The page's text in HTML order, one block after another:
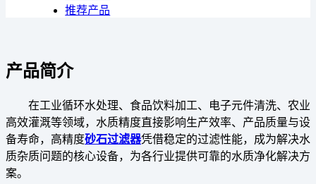
推荐产品
产品简介
在工业循环水处理、食品饮料加工、电子元件清洗、农业
高效灌溉等领域，水质精度直接影响生产效率、产品质量与设
备寿命，高精度砂石过滤器凭借稳定的过滤性能，成为解决水
质杂质问题的核心设备，为各行业提供可靠的水质净化解决方
案。